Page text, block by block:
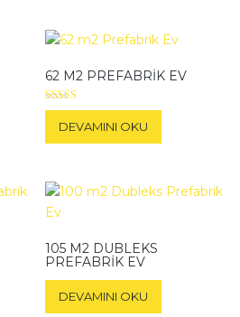
62 M2 PREFABRIK EV
5 üzerinden
5.00
oy aldı
DEVAMINI OKU
105 M2 DUBLEKS
PREFABRIK EV
DEVAMINI OKU